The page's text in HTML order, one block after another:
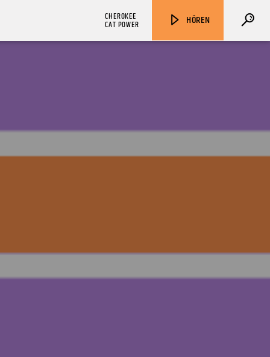
HÖREN
CHEROKEE
CAT POWER